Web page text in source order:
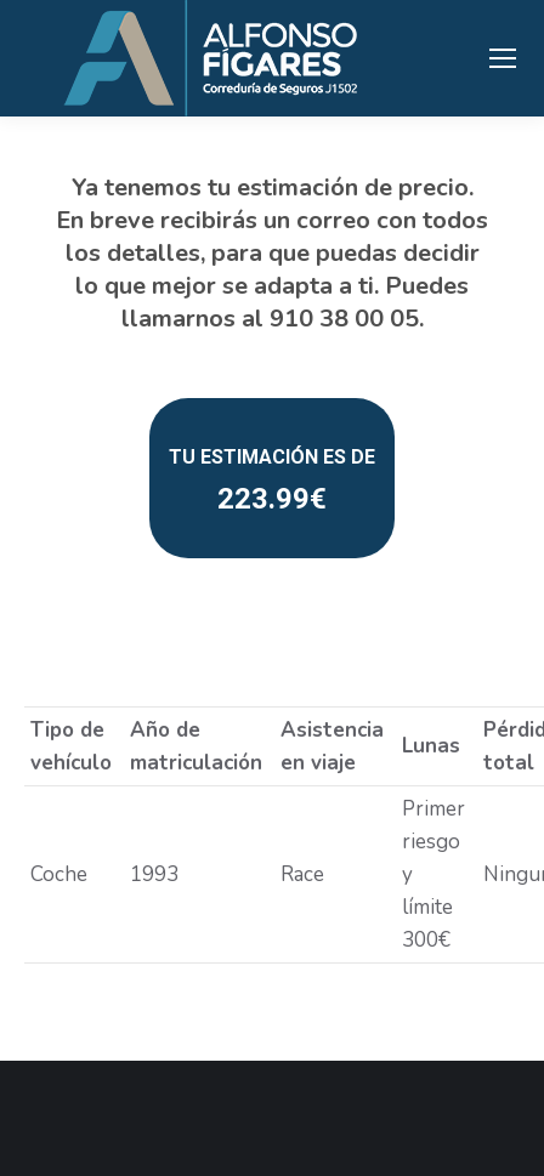
223.99
Tipo de
vehículo
Año de
matriculación
Asistencia
en viaje
Lunas
total
Coche 1993 Race
Primer
riesgo
y
límite
300€